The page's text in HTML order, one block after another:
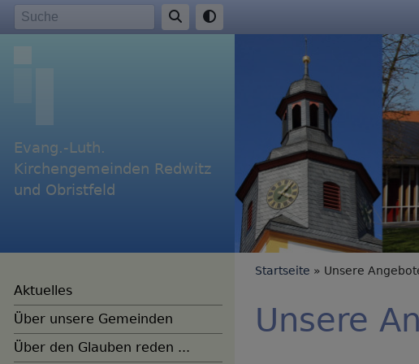
Direkt
zum
Evang.-Luth.
Kirchengemeinden Redwitz
und Obristfeld
Aktuelles
Über unsere Gemeinden
Über den Glauben reden ...
Breadcrumb
Startseite Unsere
Unsere